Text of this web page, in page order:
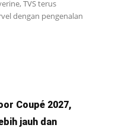
TVS terus
dengan pengenalan
Coupé 2027,
jauh dan